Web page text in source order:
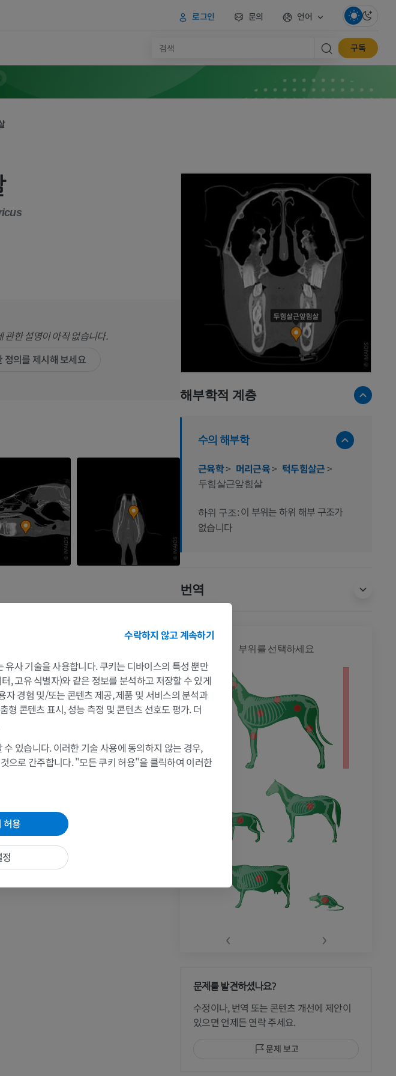
로그인 문의 언어
구독
관한 설명이 아직 없습니다.
정의를 제시해 보세요
해부학적 계층
수의 해부학
근육학> 머리근육> 턱두힘살근>
두힘살근앞힘살
하위 구조: 이 부위는 하위 해부 구조가
없습니다
번역
쥐 - 전신
CT
무료
부위를 선택하세요
‹ ›
문제를 발견하셨나요?
수정이나, 번역 또는 콘텐츠 개선에 제안이
있으면 언제든 연락 주세요.
문제 보고
수락하지 않고 계속하기
사 기술을 사용합니다. 쿠키는 디바이스의 특성 뿐만
, 고유 식별자)와 같은 정보를 분석하고 저장할 수 있게
경험 및/또는 콘텐츠 제공, 제품 및 서비스의 분석과
형 콘텐츠 표시, 성능 측정 및 콘텐츠 선호도 평가. 더
있습니다. 이러한 기술 사용에 동의하지 않는 경우,
으로 간주합니다. "모든 쿠키 허용"을 클릭하여 이러한
허용